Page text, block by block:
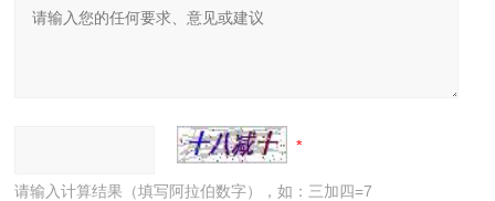
请输入计算结果（填写阿拉伯数字），如：三加四=7